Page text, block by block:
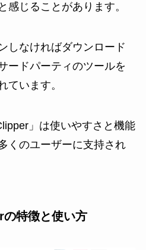
感じることがあります。
しなければダウンロード
ードパーティのツールを
ています。
」は使いやすさと機能
くのユーザーに支持され
特徴と使い方